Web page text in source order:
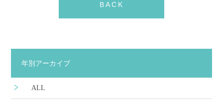
BACK
年別アーカイブ
ALL